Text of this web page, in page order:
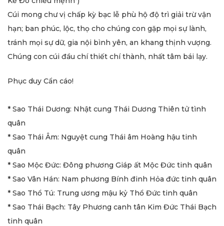
Cúi mong chư vị chấp kỳ bạc lễ phù hộ độ trì giải trừ vận
hạn; ban phúc, lộc, thọ cho chúng con gặp mọi sự lành,
tránh mọi sự dữ, gia nội bình yên, an khang thịnh vượng.
Chúng con cúi đầu chí thiết chí thành, nhất tâm bái lạy.
Phục duy Cẩn cáo!
* Sao Thái Dương: Nhật cung Thái Dương Thiên tử tình
quân
* Sao Thái Âm: Nguyệt cung Thái âm Hoàng hậu tinh
quân
* Sao Mộc Đức: Đông phương Giáp ất Mộc Đức tinh quân
* Sao Vân Hán: Nam phương Bính đinh Hỏa đức tinh quân
* Sao Thổ Tú: Trung ương mậu kỷ Thổ Đức tinh quân
* Sao Thái Bạch: Tây Phương canh tân Kim Đức Thái Bạch
tinh quân